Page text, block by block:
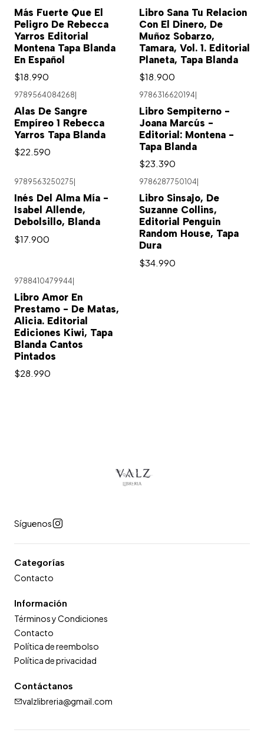
Más Fuerte Que El
Peligro De Rebecca
Yarros Editorial
Montena Tapa Blanda
En Español
$18.990
Libro Sana Tu Relacion
Con El Dinero, De
Muñoz Sobarzo,
Tamara, Vol. 1. Editorial
Planeta, Tapa Blanda
$18.900
9789564084268
Alas De Sangre
Empíreo 1 Rebecca
Yarros Tapa Blanda
$22.590
9786316620194
Libro Sempiterno -
Joana Marcús -
Editorial: Montena -
Tapa Blanda
$23.390
9789563250275
Inés Del Alma Mía -
Isabel Allende,
Debolsillo, Blanda
$17.900
9786287750104
Libro Sinsajo, De
Suzanne Collins,
Editorial Penguin
Random House, Tapa
Dura
$34.990
9788410479944|
Libro Amor En
Prestamo - De Matas,
Alicia. Editorial
Ediciones Kiwi, Tapa
Blanda Cantos
Pintados
$28.990
Síguenos
Categorías
Contacto
Información
Términos y Condiciones
Contacto
Política de reembolso
Política de privacidad
Contáctanos
valzlibreria@gmail.com